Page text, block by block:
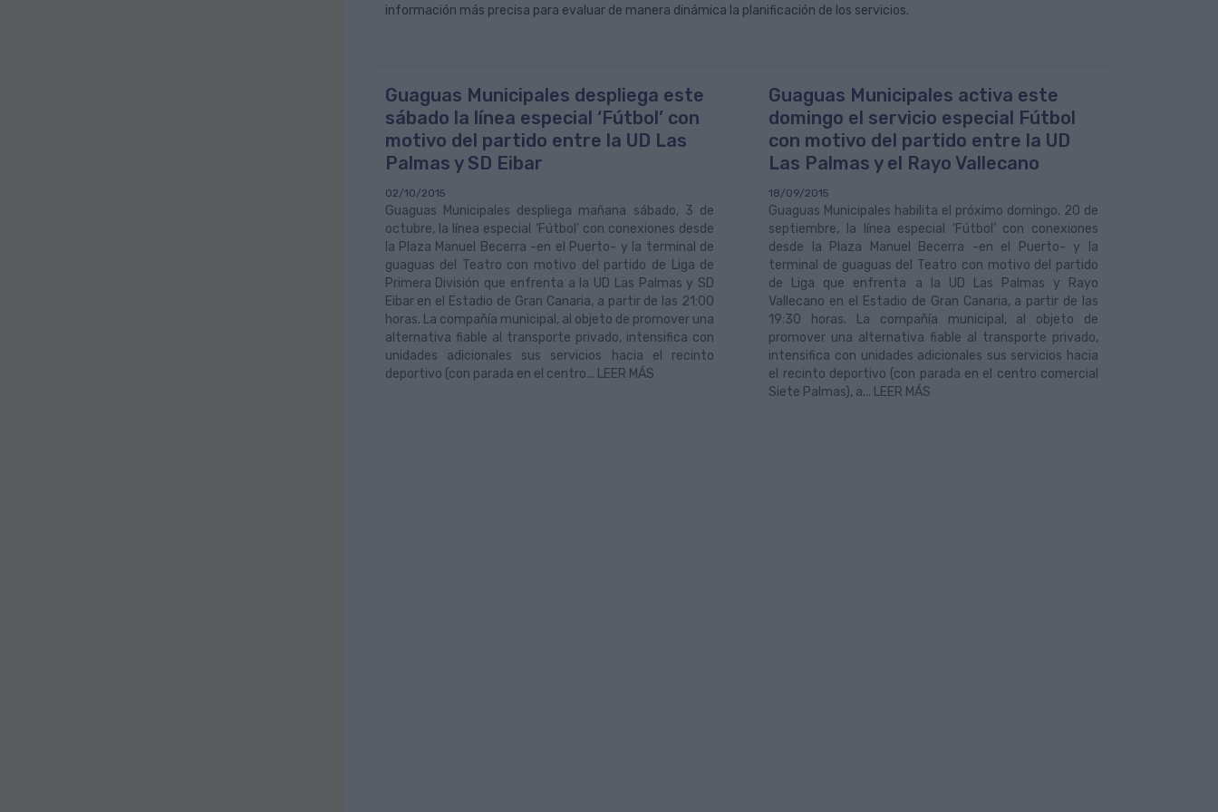
información más precisa para evaluar de manera dinámica la planificación de los servicios.
Guaguas Municipales despliega este
sábado la línea especial ‘Fútbol’ con
motivo del partido entre la UD Las
Palmas y SD Eibar
02/10/2015
Guaguas Municipales despliega mañana sábado, 3 de
octubre, la línea especial ‘Fútbol’ con conexiones desde
la Plaza Manuel Becerra -en el Puerto- y la terminal de
guaguas del Teatro con motivo del partido de Liga de
Primera División que enfrenta a la UD Las Palmas y SD
Eibar en el Estadio de Gran Canaria, a partir de las 21:00
horas. La compañía municipal, al objeto de promover una
alternativa fiable al transporte privado, intensifica con
unidades adicionales sus servicios hacia el recinto
deportivo (con parada en el centro... LEER MÁS
Guaguas Municipales activa este
domingo el servicio especial Fútbol
con motivo del partido entre la UD
Las Palmas y el Rayo Vallecano
18/09/2015
Guaguas Municipales habilita el próximo domingo, 20 de
septiembre, la línea especial ‘Fútbol’ con conexiones
desde la Plaza Manuel Becerra -en el Puerto- y la
terminal de guaguas del Teatro con motivo del partido
de Liga que enfrenta a la UD Las Palmas y Rayo
Vallecano en el Estadio de Gran Canaria, a partir de las
19:30 horas. La compañía municipal, al objeto de
promover una alternativa fiable al transporte privado,
intensifica con unidades adicionales sus servicios hacia
el recinto deportivo (con parada en el centro comercial
Siete Palmas), a... LEER MÁS